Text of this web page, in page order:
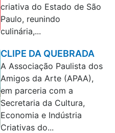
criativa do Estado de São
Paulo, reunindo
culinária,...
CLIPE DA QUEBRADA
A Associação Paulista dos
Amigos da Arte (APAA),
em parceria com a
Secretaria da Cultura,
Economia e Indústria
Criativas do...